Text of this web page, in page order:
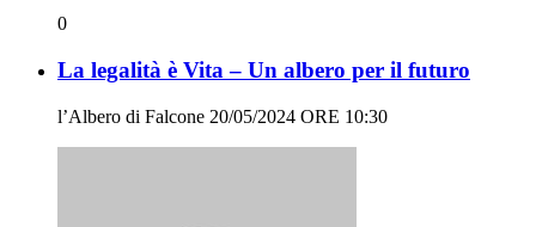
0
La legalità è Vita – Un albero per il futuro
l’Albero di Falcone 20/05/2024 ORE 10:30